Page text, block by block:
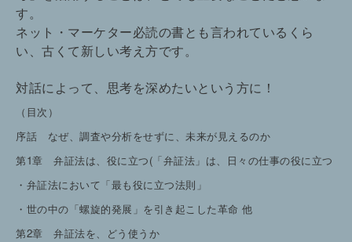
す。
ネット・マーケター必読の書とも言われているくら
い、古くて新しい考え方です。
対話によって、思考を深めたいという方に！
（目次）
序話 なぜ、調査や分析をせずに、未来が見えるのか
第1章 弁証法は、役に立つ(「弁証法」は、日々の仕事の役に立つ
・弁証法において「最も役に立つ法則」
・世の中の「螺旋的発展」を引き起こした革命 他
第2章 弁証法を、どう使うか